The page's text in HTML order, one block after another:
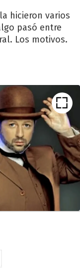
hicieron varios
pasó entre
Los motivos.